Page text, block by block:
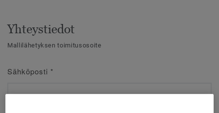
Yhteystiedot
Mallilähetyksen toimitusosoite
Sähköposti *